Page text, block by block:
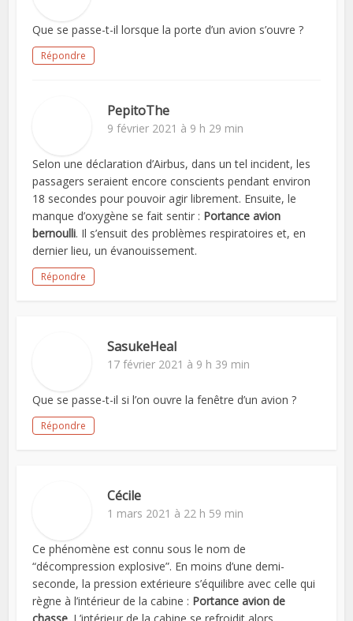
Que se passe-t-il lorsque la porte d’un avion s’ouvre ?
Répondre
PepitoThe
9 février 2021 à 9 h 29 min
Selon une déclaration d’Airbus, dans un tel incident, les
passagers seraient encore conscients pendant environ
18 secondes pour pouvoir agir librement. Ensuite, le
manque d’oxygène se fait sentir : Portance avion
bernoulli. Il s’ensuit des problèmes respiratoires et, en
dernier lieu, un évanouissement.
Répondre
SasukeHeal
17 février 2021 à 9 h 39 min
Que se passe-t-il si l’on ouvre la fenêtre d’un avion ?
Répondre
Cécile
1 mars 2021 à 22 h 59 min
Ce phénomène est connu sous le nom de
“décompression explosive”. En moins d’une demi-
seconde, la pression extérieure s’équilibre avec celle qui
règne à l’intérieur de la cabine : Portance avion de
chasse. L’intérieur de la cabine se refroidit alors